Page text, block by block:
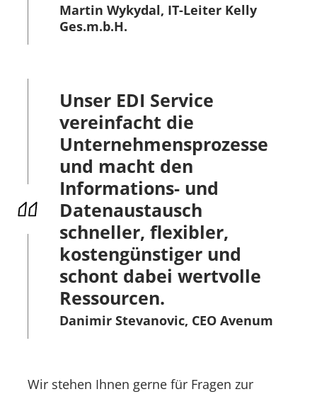
Martin Wykydal, IT-Leiter Kelly
Ges.m.b.H.
Unser EDI Service
vereinfacht die
Unternehmensprozesse
und macht den
Informations- und
Datenaustausch
schneller, flexibler,
kostengünstiger und
schont dabei wertvolle
Ressourcen.
Danimir Stevanovic, CEO Avenum
Wir stehen Ihnen gerne für Fragen zur